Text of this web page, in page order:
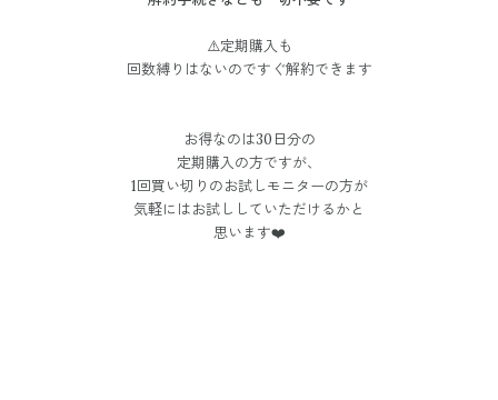
⚠️定期購入も
回数縛りはないのですぐ解約できます
お得なのは30日分の
定期購入の方ですが、
1回買い切りのお試しモニターの方が
気軽にはお試ししていただけるかと
思います❤️